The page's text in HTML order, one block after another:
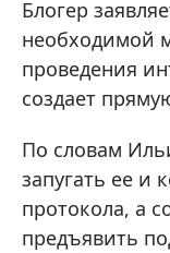
Блогер
необходимой
проведения
создает
По словам
запугать ее и
протокола, а
предъявить